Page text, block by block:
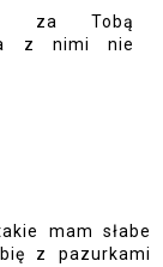
za Tobą
z nimi nie
mam słabe
z pazurkami